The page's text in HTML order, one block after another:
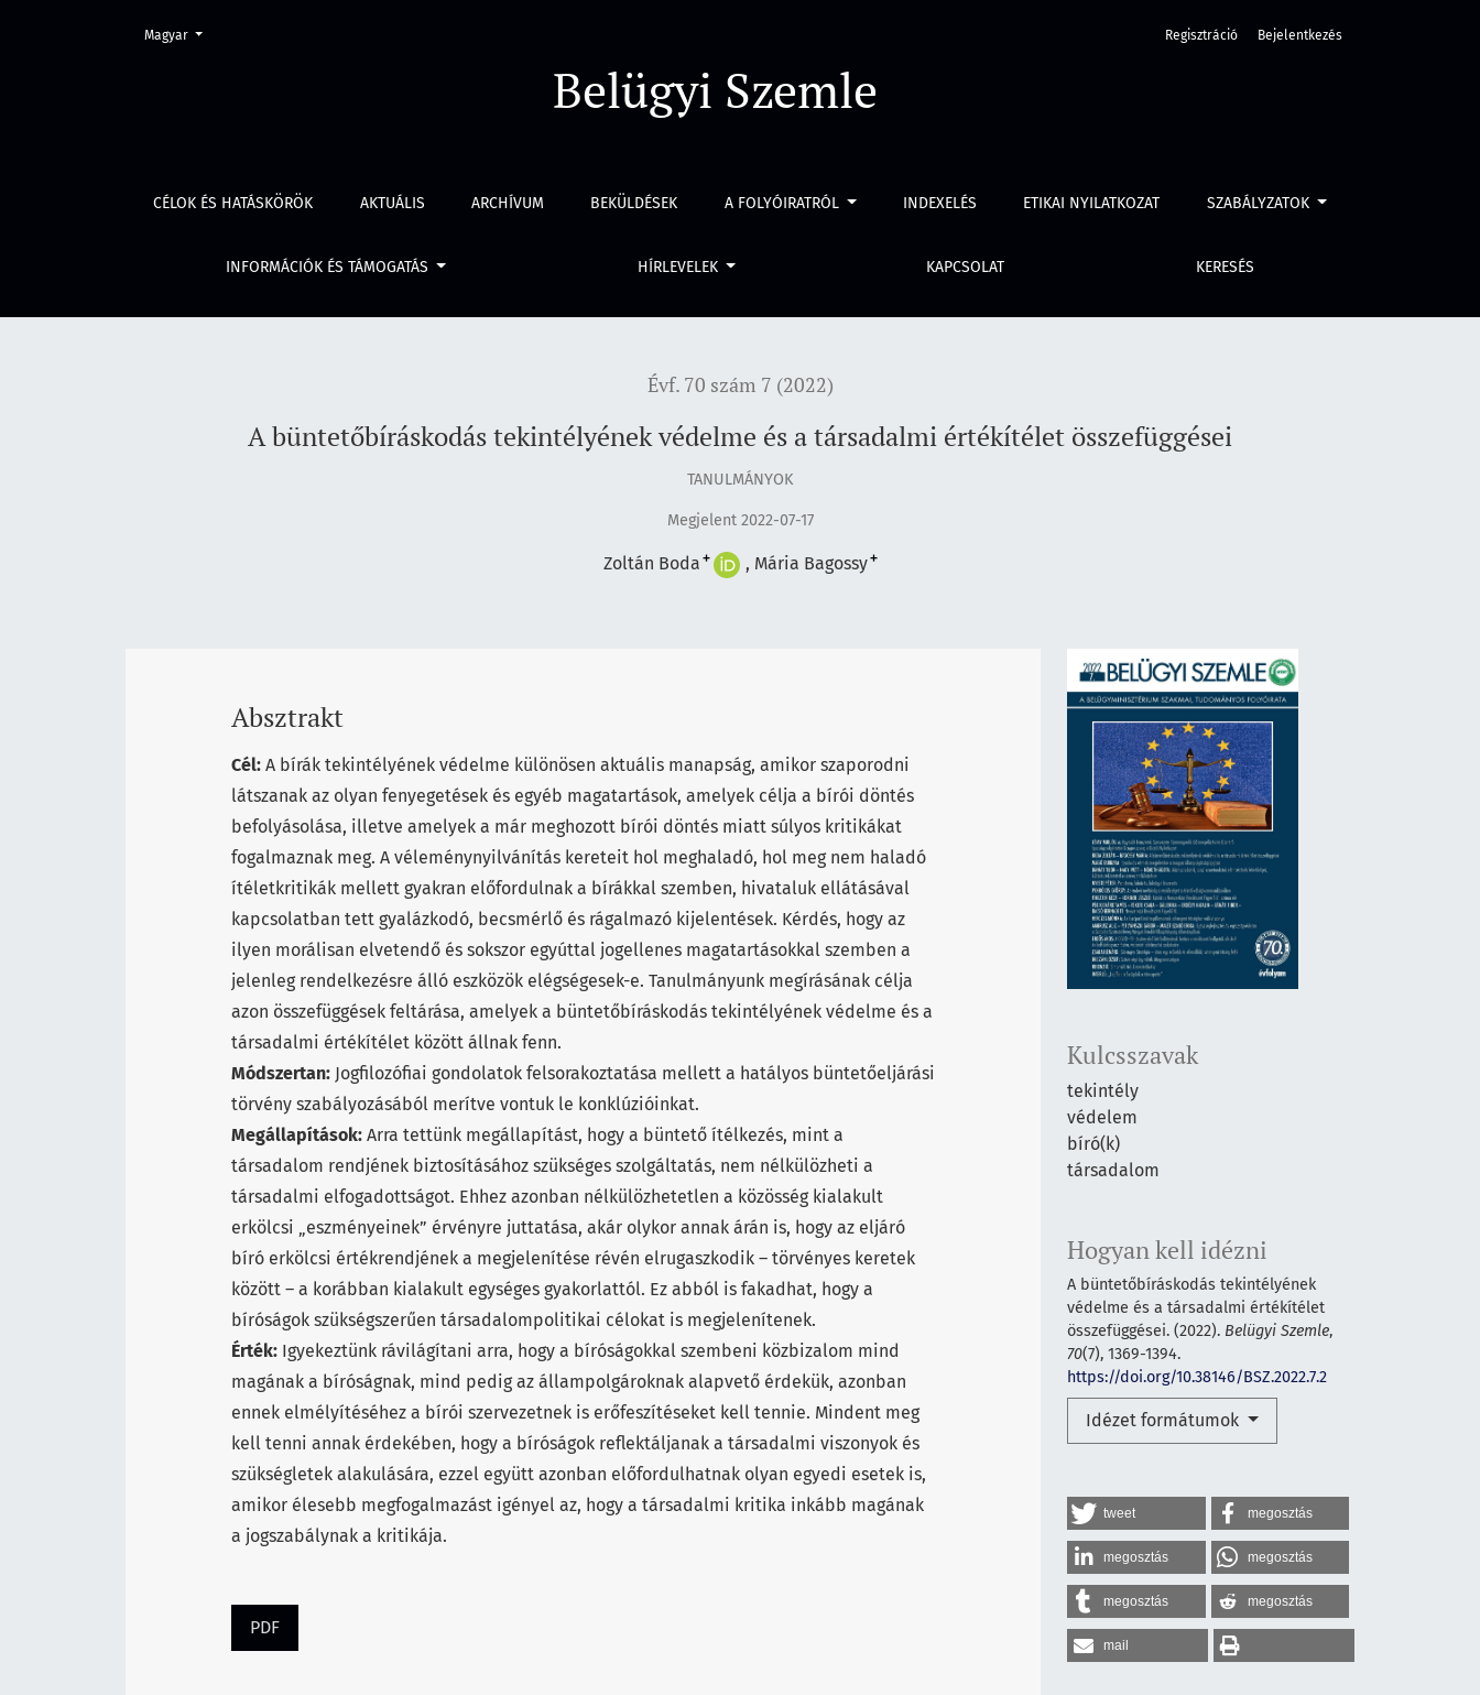
A büntetőbíráskodás tekintélyének védelme és a társadalmi értékítélet összefüggései
Belügyi Szemle
CÉLOK ÉS HATÁSKÖRÖK AKTUÁLIS ARCHÍVUM BEKÜLDÉSEK A FOLYÓIRATRÓL INDEXELÉS ETIKAI NYILATKOZAT SZABÁLYZATOK
INFORMÁCIÓK ÉS TÁMOGATÁS HÍRLEVELEK KAPCSOLAT KERESÉS
Regisztráció Bejelentkezés
Change the language. The current language is:
Magyar
Évf. 70 szám 7 (2022)
A büntetőbíráskodás tekintélyének védelme és a társadalmi értékítélet összefüggései
TANULMÁNYOK
Megjelent 2022-07-17
Zoltán Boda + Mária Bagossy+
Kulcsszavak
tekintély
védelem
bíró(k)
társadalom
Hogyan kell idézni
A büntetőbíráskodás tekintélyének
védelme és a társadalmi értékítélet
összefüggései. (2022). Belügyi Szemle,
70(7), 1369-1394.
https://doi.org/10.38146/BSZ.2022.7.2
Idézet formátumok
tweet megosztás
megosztás megosztás
megosztás megosztás
mail
Absztrakt
Cél: A bírák tekintélyének védelme különösen aktuális manapság, amikor szaporodni
látszanak az olyan fenyegetések és egyéb magatartások, amelyek célja a bírói döntés
befolyásolása, illetve amelyek a már meghozott bírói döntés miatt súlyos kritikákat
fogalmaznak meg. A véleménynyilvánítás kereteit hol meghaladó, hol meg nem haladó
ítéletkritikák mellett gyakran előfordulnak a bírákkal szemben, hivataluk ellátásával
kapcsolatban tett gyalázkodó, becsmérlő és rágalmazó kijelentések. Kérdés, hogy az
ilyen morálisan elvetendő és sokszor egyúttal jogellenes magatartásokkal szemben a
jelenleg rendelkezésre álló eszközök elégségesek-e. Tanulmányunk megírásának célja
azon összefüggések feltárása, amelyek a büntetőbíráskodás tekintélyének védelme és a
társadalmi értékítélet között állnak fenn.
Módszertan: Jogfilozófiai gondolatok felsorakoztatása mellett a hatályos büntetőeljárási
törvény szabályozásából merítve vontuk le konklúzióinkat.
Megállapítások: Arra tettünk megállapítást, hogy a büntető ítélkezés, mint a
társadalom rendjének biztosításához szükséges szolgáltatás, nem nélkülözheti a
társadalmi elfogadottságot. Ehhez azonban nélkülözhetetlen a közösség kialakult
erkölcsi „eszményeinek” érvényre juttatása, akár olykor annak árán is, hogy az eljáró
bíró erkölcsi értékrendjének a megjelenítése révén elrugaszkodik – törvényes keretek
között – a korábban kialakult egységes gyakorlattól. Ez abból is fakadhat, hogy a
bíróságok szükségszerűen társadalompolitikai célokat is megjelenítenek.
Érték: Igyekeztünk rávilágítani arra, hogy a bíróságokkal szembeni közbizalom mind
magának a bíróságnak, mind pedig az állampolgároknak alapvető érdekük, azonban
ennek elmélyítéséhez a bírói szervezetnek is erőfeszítéseket kell tennie. Mindent meg
kell tenni annak érdekében, hogy a bíróságok reflektáljanak a társadalmi viszonyok és
szükségletek alakulására, ezzel együtt azonban előfordulhatnak olyan egyedi esetek is,
amikor élesebb megfogalmazást igényel az, hogy a társadalmi kritika inkább magának
a jogszabálynak a kritikája.
PDF